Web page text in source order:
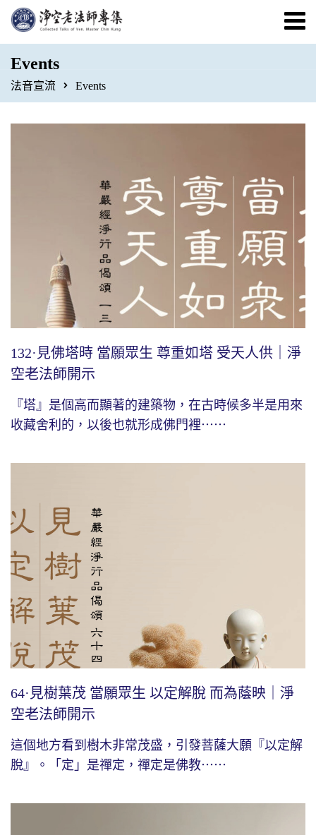
Events
法音宣流 Events
132·見佛塔時 當願眾生 尊重如塔 受天人供｜淨
空老法師開示
『塔』是個高而顯著的建築物，在古時候多半是用來
收藏舍利的，以後也就形成佛門裡⋯⋯
64·見樹葉茂 當願眾生 以定解脫 而為蔭映｜淨
空老法師開示
這個地方看到樹木非常茂盛，引發菩薩大願『以定解
脫』。「定」是禪定，禪定是佛教⋯⋯